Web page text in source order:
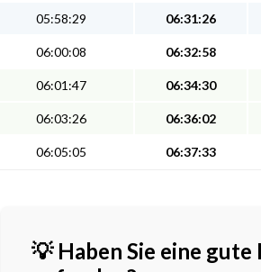
05:58:29 06:31:26
06:00:08 06:32:58
06:01:47 06:34:30
06:03:26 06:36:02
06:05:05 06:37:33
💡 Haben Sie eine gute